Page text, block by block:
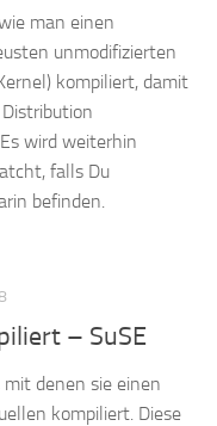
man einen
unmodifizierten
kompiliert, damit
wird weiterhin
falls Du
befinden.
– SuSE
mit denen sie einen
kompiliert. Diese